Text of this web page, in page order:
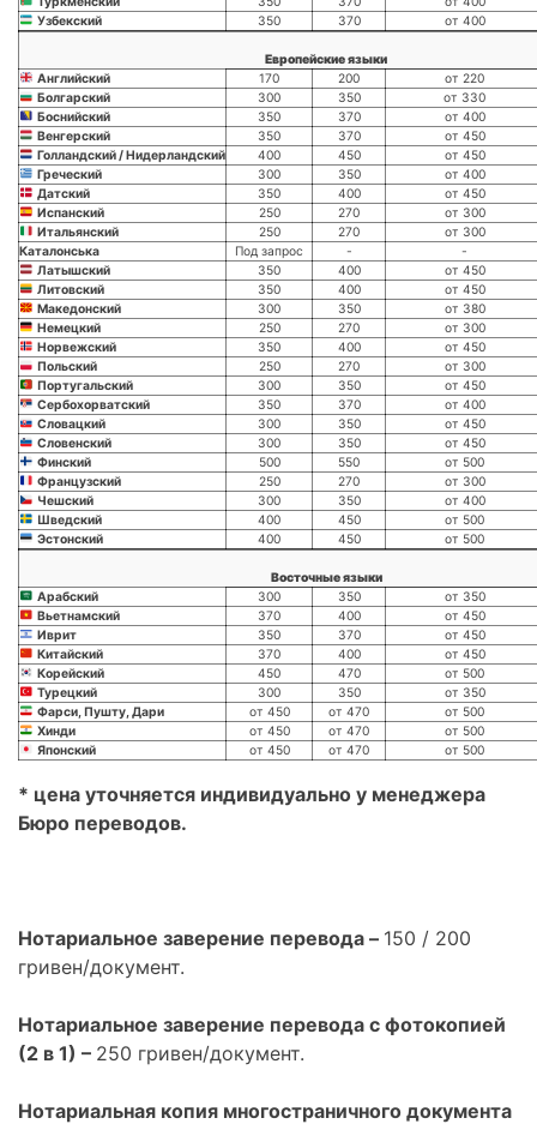
Узбекский
350 370 от 400
Европейские языки
Английский
170 200
от 220
Болгарский
300 350
от 330
Боснийский
350 370
от 400
Венгерский
350 370
от 450
Голландский / Нидерландский
400 450
от 450
Греческий
300 350
от 400
Датский
350 400
от 450
Испанский
250 270
от 300
Итальянский
250 270
от 300
Каталонська
Под запрос -
-
Латышский
350 400
от 450
Литовский
350 400
от 450
Македонский
300 350
от 380
Немецкий
250 270
от 300
Норвежский
350 400
от 450
Польский
250 270
от 300
Португальский
300 350
от 450
Сербохорватский
350 370
от 400
Словацкий
300 350
от 450
Словенский
300 350
от 450
Финский
500 550
от 500
Французский
250 270
от 300
Чешский
300 350
от 400
Шведский
400 450
от 500
Эстонский
400 450 от 500
Восточные языки
Арабский
300 350
от 350
Вьетнамский
370 400
от 450
Иврит
350 370
от 450
Китайский
370 400
от 450
Корейский
450 470
от 500
Турецкий
300 350
от 350
Фарси, Пушту, Дари
от 450 от 470
от 500
Хинди
от 450 от 470
от 500
Японский
от 450 от 470 от 500
* цена уточняется индивидуально у менеджера
Бюро переводов.
Нотариальное заверение перевода – 150 / 200
гривен/документ.
Нотариальное заверение перевода с фотокопией
(2 в 1) – 250 гривен/документ.
Нотариальная копия многостраничного документа